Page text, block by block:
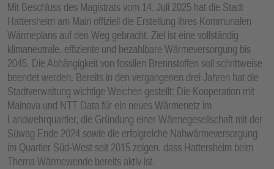
Mit Beschluss des Magistrats vom 14. Juli 2025 hat die Stadt
Hattersheim am Main offiziell die Erstellung ihres Kommunalen
Wärmeplans auf den Weg gebracht. Ziel ist eine vollständig
klimaneutrale, effiziente und bezahlbare Wärmeversorgung bis
2045. Die Abhängigkeit von fossilen Brennstoffen soll schrittweise
beendet werden. Bereits in den vergangenen drei Jahren hat die
Stadtverwaltung wichtige Weichen gestellt: Die Kooperation mit
Mainova und NTT Data für ein neues Wärmenetz im
Landwehrquartier, die Gründung einer Wärmegesellschaft mit der
Süwag Ende 2024 sowie die erfolgreiche Nahwärmeversorgung
im Quartier Süd-West seit 2015 zeigen, dass Hattersheim beim
Thema Wärmewende bereits aktiv ist.